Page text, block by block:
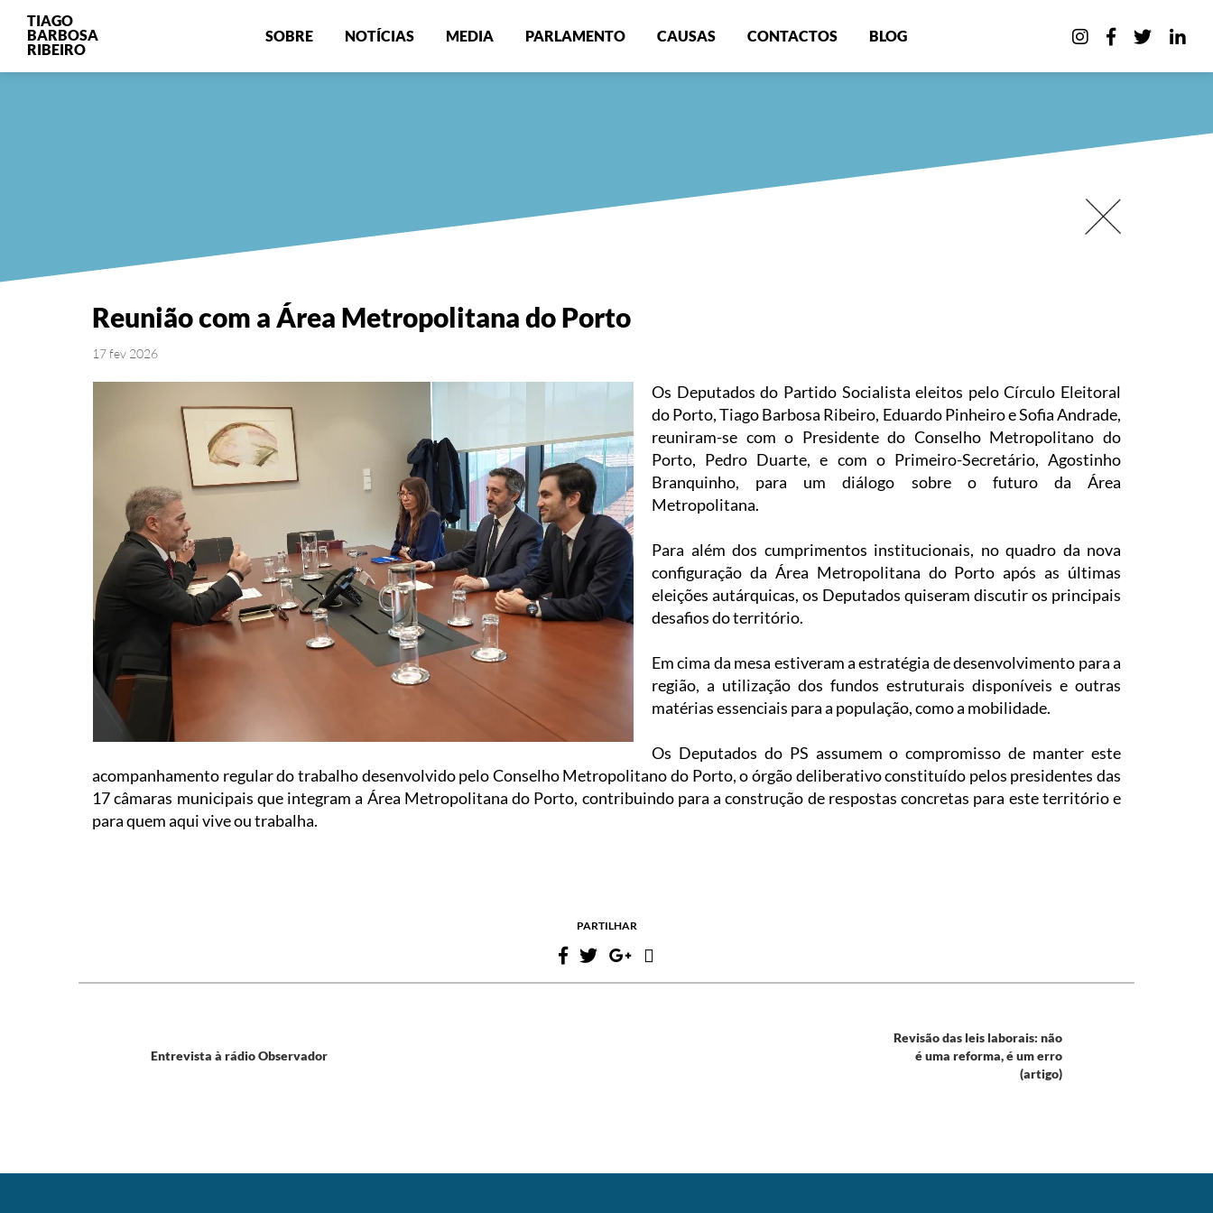
TIAGO
BARBOSA
RIBEIRO
SOBRE NOTÍCIAS MEDIA PARLAMENTO CAUSAS CONTACTOS BLOG
Reunião com a Área Metropolitana do Porto
17 fev 2026
Os Deputados do Partido Socialista eleitos pelo Círculo Eleitoral
do Porto, Tiago Barbosa Ribeiro, Eduardo Pinheiro e Sofia Andrade,
reuniram-se com o Presidente do Conselho Metropolitano do
Porto, Pedro Duarte, e com o Primeiro-Secretário, Agostinho
Branquinho, para um diálogo sobre o futuro da Área
Metropolitana.
Para além dos cumprimentos institucionais, no quadro da nova
configuração da Área Metropolitana do Porto após as últimas
eleições autárquicas, os Deputados quiseram discutir os principais
desafios do território.
Em cima da mesa estiveram a estratégia de desenvolvimento para a
região, a utilização dos fundos estruturais disponíveis e outras
matérias essenciais para a população, como a mobilidade.
Os Deputados do PS assumem o compromisso de manter este
acompanhamento regular do trabalho desenvolvido pelo Conselho Metropolitano do Porto, o órgão deliberativo constituído pelos presidentes das
17 câmaras municipais que integram a Área Metropolitana do Porto, contribuindo para a construção de respostas concretas para este território e
para quem aqui vive ou trabalha.
PARTILHAR
Entrevista à rádio Observador
Revisão das leis laborais: não
é uma reforma, é um erro
(artigo)